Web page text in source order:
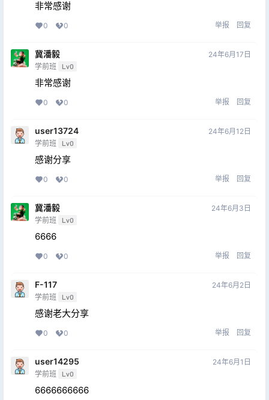
非常感谢
0 0 举报 回复
冀潘毅
学前班 Lv0
24年6月17日
非常感谢
0 0 举报 回复
user13724
学前班 Lv0
24年6月12日
感谢分享
0 0 举报 回复
冀潘毅
学前班 Lv0
24年6月3日
6666
0 0 举报 回复
F-117
学前班 Lv0
24年6月2日
感谢老大分享
0 0 举报 回复
user14295
学前班 Lv0
24年6月1日
6666666666